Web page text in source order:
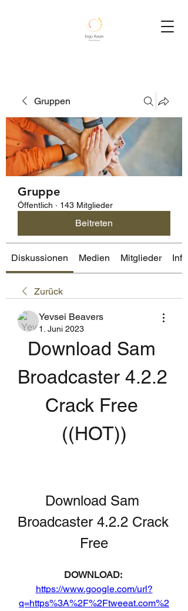
Gruppen
Gruppe
Öffentlich · 143 Mitglieder
Beitreten
Diskussionen Medien Mitglieder Info
Zurück
Yevsei Beavers
1. Juni 2023
Download Sam
Broadcaster 4.2.2
Crack Free
((HOT))
Download Sam
Broadcaster 4.2.2 Crack
Free
DOWNLOAD:
https://www.google.com/url?
q=https%3A%2F%2Ftweeat.com%2